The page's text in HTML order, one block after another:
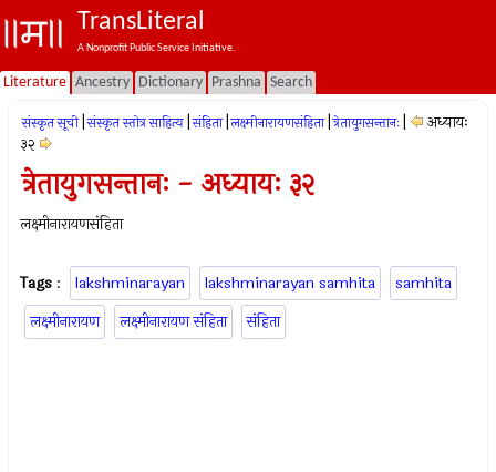
TransLiteral
A Nonprofit Public Service Initiative.
Literature Ancestry Dictionary Prashna Search
संस्कृत सूची संस्कृत स्तोत्र साहित्य संहिता लक्ष्मीनारायणसंहिता त्रेतायुगसन्तानः
अध्यायः
३२
त्रेतायुगसन्तानः - अध्यायः ३२
लक्ष्मीनारायणसंहिता
Tags : lakshminarayan lakshminarayan samhita
samhita
लक्ष्मीनारायण
लक्ष्मीनारायण संहिता संहिता